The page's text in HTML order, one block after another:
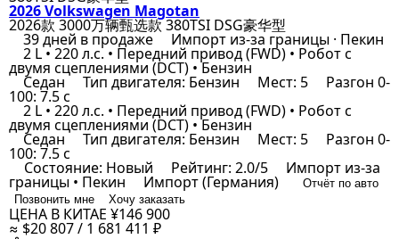
2026 Volkswagen Magotan
2026款 3000万辆甄选款 380TSI DSG豪华型
39 дней в продаже Импорт из-за границы · Пекин
2 L • 220 л.с. • Передний привод (FWD) • Робот с
двумя сцеплениями (DCT) • Бензин
Седан Тип двигателя: Бензин Мест: 5 Разгон 0-
100: 7.5 с
2 L • 220 л.с. • Передний привод (FWD) • Робот с
двумя сцеплениями (DCT) • Бензин
Седан Тип двигателя: Бензин Мест: 5 Разгон 0-
100: 7.5 с
Состояние: Новый Рейтинг: 2.0/5 Импорт из-за
границы • Пекин Импорт (Германия)
Отчёт по авто
Позвонить мне
Хочу заказать
ЦЕНА В КИТАЕ ¥146 900
≈ $20 807 / 1 681 411 ₽